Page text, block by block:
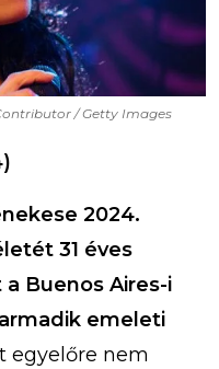
/ Getty Images
2024.
31 éves
Buenos Aires-i
emeleti
egyelőre nem